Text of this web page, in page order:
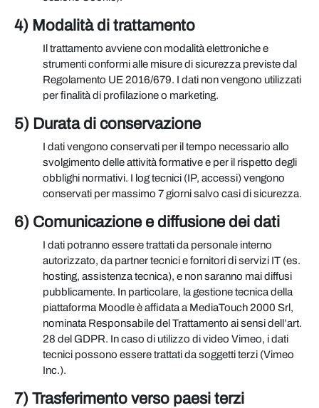
4) Modalità di trattamento
Il trattamento avviene con modalità elettroniche e
strumenti conformi alle misure di sicurezza previste dal
Regolamento UE 2016/679. I dati non vengono utilizzati
per finalità di profilazione o marketing.
5) Durata di conservazione
I dati vengono conservati per il tempo necessario allo
svolgimento delle attività formative e per il rispetto degli
obblighi normativi. I log tecnici (IP, accessi) vengono
conservati per massimo 7 giorni salvo casi di sicurezza.
6) Comunicazione e diffusione dei dati
I dati potranno essere trattati da personale interno
autorizzato, da partner tecnici e fornitori di servizi IT (es.
hosting, assistenza tecnica), e non saranno mai diffusi
pubblicamente. In particolare, la gestione tecnica della
piattaforma Moodle è affidata a MediaTouch 2000 Srl,
nominata Responsabile del Trattamento ai sensi dell’art.
28 del GDPR. In caso di utilizzo di video Vimeo, i dati
tecnici possono essere trattati da soggetti terzi (Vimeo
Inc.).
7) Trasferimento verso paesi terzi